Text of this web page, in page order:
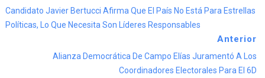
Candidato Javier Bertucci Afirma Que El País No Está Para Estrellas
Políticas, Lo Que Necesita Son Líderes Responsables
Anterior
Alianza Democrática De Campo Elías Juramentó A Los
Coordinadores Electorales Para El 6D